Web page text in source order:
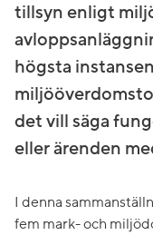
tillsyn enligt
högsta
det vill säga
eller ärenden
I denna
fem mark- och